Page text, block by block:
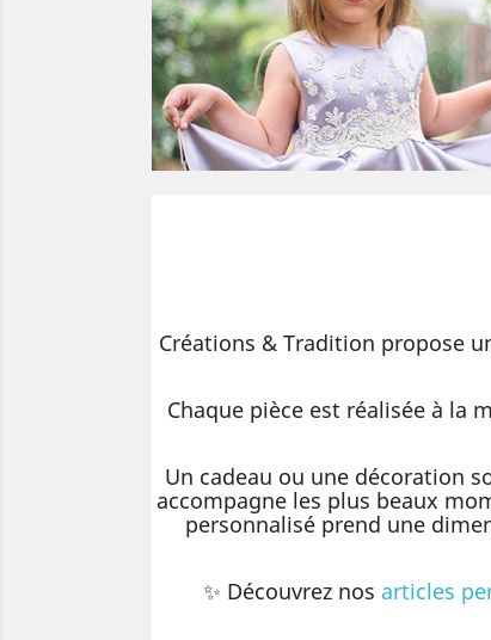
Créations & Tradition propose
Chaque pièce est réalisée à la
Un cadeau ou une décoration
accompagne les plus beaux
personnalisé prend une
✨ Découvrez nos articles